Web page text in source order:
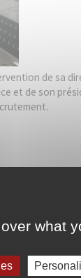
de sa
et de son
what